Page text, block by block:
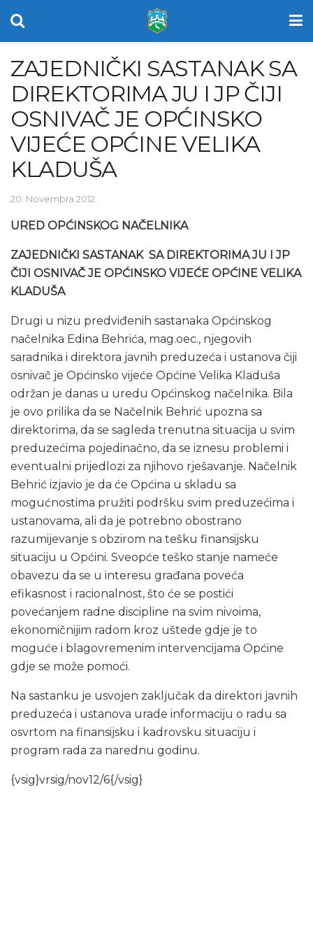
ZAJEDNIČKI SASTANAK SA
DIREKTORIMA JU I JP ČIJI
OSNIVAČ JE OPĆINSKO
VIJEĆE OPĆINE VELIKA
KLADUŠA
20. Novembra 2012.
URED OPĆINSKOG NAČELNIKA
ZAJEDNIČKI SASTANAK SA DIREKTORIMA JU I JP
ČIJI OSNIVAČ JE OPĆINSKO VIJEĆE OPĆINE VELIKA
KLADUŠA
Drugi u nizu predviđenih sastanaka Općinskog
načelnika Edina Behrića, mag.oec., njegovih
saradnika i direktora javnih preduzeća i ustanova čiji
osnivač je Općinsko vijeće Općine Velika Kladuša
održan je danas u uredu Općinskog načelnika. Bila
je ovo prilika da se Načelnik Behrić upozna sa
direktorima, da se sagleda trenutna situacija u svim
preduzećima pojedinačno, da se iznesu problemi i
eventualni prijedlozi za njihovo rješavanje. Načelnik
Behrić izjavio je da će Općina u skladu sa
mogućnostima pružiti podršku svim preduzećima i
ustanovama, ali da je potrebno obostrano
razumijevanje s obzirom na tešku finansijsku
situaciju u Općini. Sveopće teško stanje nameće
obavezu da se u interesu građana poveća
efikasnost i racionalnost, što će se postići
povećanjem radne discipline na svim nivoima,
ekonomičnijim radom kroz uštede gdje je to
moguće i blagovremenim intervencijama Općine
gdje se može pomoći.
Na sastanku je usvojen zaključak da direktori javnih
preduzeća i ustanova urade informaciju o radu sa
osvrtom na finansijsku i kadrovsku situaciju i
program rada za narednu godinu.
{vsig}vrsig/nov12/6{/vsig}